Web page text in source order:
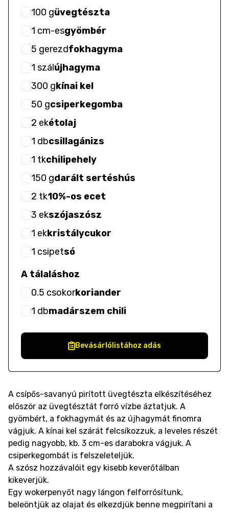
100 güvegtészta
1 cm-esgyömbér
5 gerezdfokhagyma
1 szálújhagyma
300 gkínai kel
50 gcsiperkegomba
2 ekétolaj
1 dbcsillagánizs
1 tkchilipehely
150 gdarált sertéshús
2 tk10%-os ecet
3 ekszójaszósz
1 ekkristálycukor
1 csipetsó
A tálaláshoz
0.5 csokorkoriander
1 dbmadárszem chili
Bevásárlólistához adás
A csípős-savanyú pirított üvegtészta elkészítéséhez
először az üvegtésztát forró vízbe áztatjuk. A
gyömbért, a fokhagymát és az újhagymát finomra
vágjuk. A kínai kel szárát felcsíkozzuk, a leveles részét
pedig nagyobb, kb. 3 cm-es darabokra vágjuk. A
csiperkegombát is felszeleteljük.
A szósz hozzávalóit egy kisebb keverőtálban
kikeverjük.
Egy wokerpenyőt nagy lángon felforrósítunk,
beleöntjük az olajat és elkezdjük benne megpirítani a